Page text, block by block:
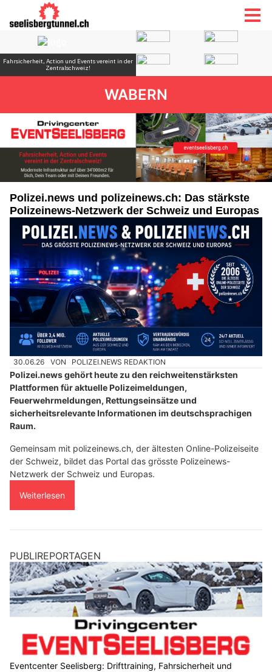
WABERN
Polizei.news und polizeinews.ch: Das stärkste
Polizeinews-Netzwerk der Schweiz und Europas
30.06.26 VON POLIZEI.NEWS REDAKTION
Polizei.news gehört heute zu den reichweitenstärksten
Plattformen für aktuelle Polizeimeldungen,
Feuerwehrmeldungen, Rettungseinsätze und
sicherheitsrelevante Informationen im deutschsprachigen
Raum.
Gemeinsam mit polizeinews.ch, der ältesten Online-Polizeiseite
der Schweiz, bildet das Portal das grösste Polizeinews-
Netzwerk der Schweiz und Europas.
Weiterlesen
PUBLIREPORTAGEN
Eventcenter Seelisberg: Drifttraining, Fahrsicherheit und